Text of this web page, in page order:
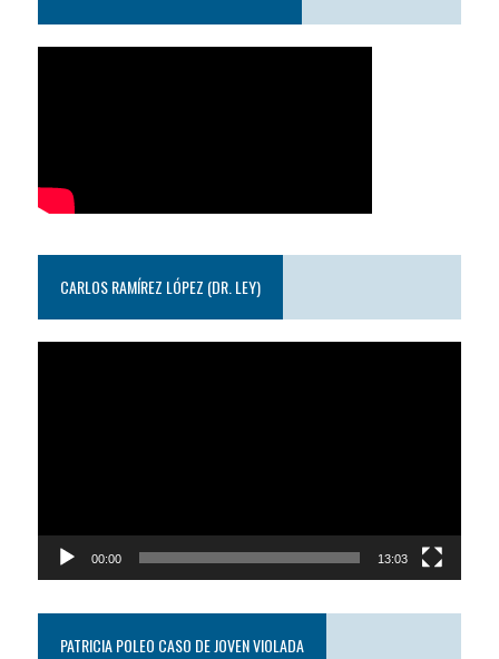
CARLOS RAMÍREZ LÓPEZ (DR. LEY)
00:00 13:03
PATRICIA POLEO CASO DE JOVEN VIOLADA